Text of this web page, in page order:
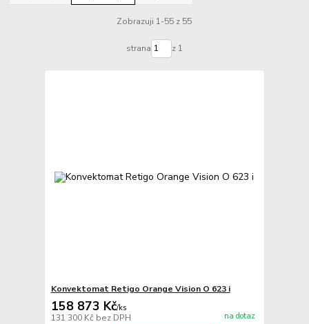
Zobrazuji 1-55 z 55
strana z 1
Konvektomat Retigo Orange Vision O 623 i
158 873 Kč/ks
131 300 Kč bez DPH na dotaz